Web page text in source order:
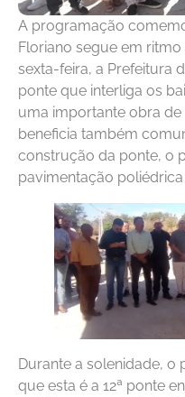
A programação
Floriano segue em
sexta-feira, a Prefeitura
ponte que interliga os
uma importante obra
beneficia também
construção da ponte, o
pavimentação
Durante a solenidade, o
que esta é a 12ª ponte